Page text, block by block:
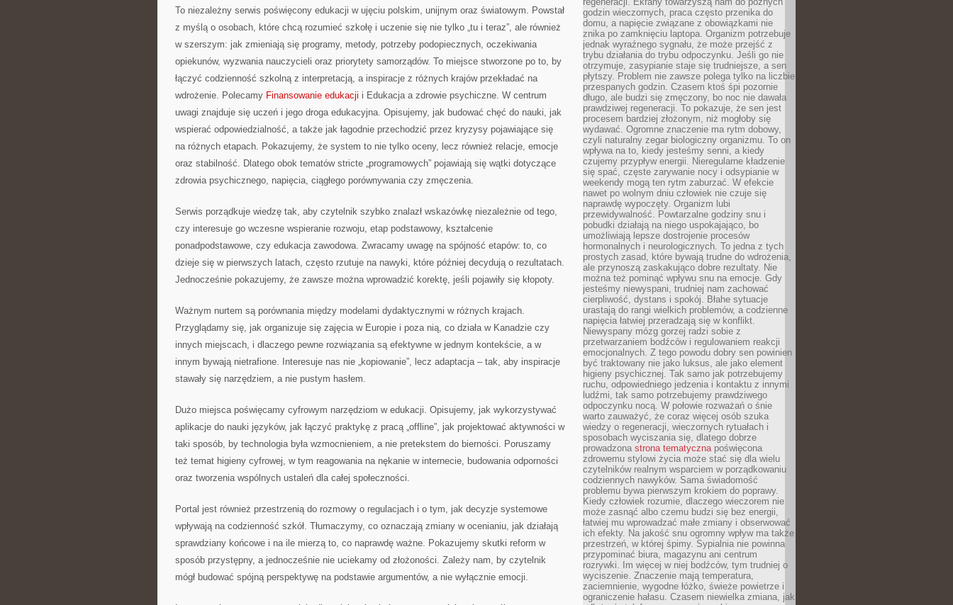
To niezależny serwis poświęcony edukacji w ujęciu polskim, unijnym oraz światowym. Powstał
z myślą o osobach, które chcą rozumieć szkołę i uczenie się nie tylko „tu i teraz”, ale również
w szerszym: jak zmieniają się programy, metody, potrzeby podopiecznych, oczekiwania
opiekunów, wyzwania nauczycieli oraz priorytety samorządów. To miejsce stworzone po to, by
łączyć codzienność szkolną z interpretacją, a inspiracje z różnych krajów przekładać na
wdrożenie. Polecamy Finansowanie edukacji i Edukacja a zdrowie psychiczne. W centrum
uwagi znajduje się uczeń i jego droga edukacyjna. Opisujemy, jak budować chęć do nauki, jak
wspierać odpowiedzialność, a także jak łagodnie przechodzić przez kryzysy pojawiające się
na różnych etapach. Pokazujemy, że system to nie tylko oceny, lecz również relacje, emocje
oraz stabilność. Dlatego obok tematów stricte „programowych” pojawiają się wątki dotyczące
zdrowia psychicznego, napięcia, ciągłego porównywania czy zmęczenia.
Serwis porządkuje wiedzę tak, aby czytelnik szybko znalazł wskazówkę niezależnie od tego,
czy interesuje go wczesne wspieranie rozwoju, etap podstawowy, kształcenie
ponadpodstawowe, czy edukacja zawodowa. Zwracamy uwagę na spójność etapów: to, co
dzieje się w pierwszych latach, często rzutuje na nawyki, które później decydują o rezultatach.
Jednocześnie pokazujemy, że zawsze można wprowadzić korektę, jeśli pojawiły się kłopoty.
Ważnym nurtem są porównania między modelami dydaktycznymi w różnych krajach.
Przyglądamy się, jak organizuje się zajęcia w Europie i poza nią, co działa w Kanadzie czy
innych miejscach, i dlaczego pewne rozwiązania są efektywne w jednym kontekście, a w
innym bywają nietrafione. Interesuje nas nie „kopiowanie”, lecz adaptacja – tak, aby inspiracje
stawały się narzędziem, a nie pustym hasłem.
Dużo miejsca poświęcamy cyfrowym narzędziom w edukacji. Opisujemy, jak wykorzystywać
aplikacje do nauki języków, jak łączyć praktykę z pracą „offline”, jak projektować aktywności w
taki sposób, by technologia była wzmocnieniem, a nie pretekstem do bierności. Poruszamy
też temat higieny cyfrowej, w tym reagowania na nękanie w internecie, budowania odporności
oraz tworzenia wspólnych ustaleń dla całej społeczności.
Portal jest również przestrzenią do rozmowy o regulacjach i o tym, jak decyzje systemowe
wpływają na codzienność szkół. Tłumaczymy, co oznaczają zmiany w ocenianiu, jak działają
sprawdziany końcowe i na ile mierzą to, co naprawdę ważne. Pokazujemy skutki reform w
sposób przystępny, a jednocześnie nie uciekamy od złożoności. Zależy nam, by czytelnik
mógł budować spójną perspektywę na podstawie argumentów, a nie wyłącznie emocji.
godzin wieczornych, praca często przenika do
domu, a napięcie związane z obowiązkami nie
znika po zamknięciu laptopa. Organizm potrzebuje
jednak wyraźnego sygnału, że może przejść z
trybu działania do trybu odpoczynku. Jeśli go nie
otrzymuje, zasypianie staje się trudniejsze, a sen
płytszy. Problem nie zawsze polega tylko na liczbie
przespanych godzin. Czasem ktoś śpi pozornie
długo, ale budzi się zmęczony, bo noc nie dawała
prawdziwej regeneracji. To pokazuje, że sen jest
procesem bardziej złożonym, niż mogłoby się
wydawać. Ogromne znaczenie ma rytm dobowy,
czyli naturalny zegar biologiczny organizmu. To on
wpływa na to, kiedy jesteśmy senni, a kiedy
czujemy przypływ energii. Nieregularne kładzenie
się spać, częste zarywanie nocy i odsypianie w
weekendy mogą ten rytm zaburzać. W efekcie
nawet po wolnym dniu człowiek nie czuje się
naprawdę wypoczęty. Organizm lubi
przewidywalność. Powtarzalne godziny snu i
pobudki działają na niego uspokajająco, bo
umożliwiają lepsze dostrojenie procesów
hormonalnych i neurologicznych. To jedna z tych
prostych zasad, które bywają trudne do wdrożenia,
ale przynoszą zaskakująco dobre rezultaty. Nie
można też pominąć wpływu snu na emocje. Gdy
jesteśmy niewyspani, trudniej nam zachować
cierpliwość, dystans i spokój. Błahe sytuacje
urastają do rangi wielkich problemów, a codzienne
napięcia łatwiej przeradzają się w konflikt.
Niewyspany mózg gorzej radzi sobie z
przetwarzaniem bodźców i regulowaniem reakcji
emocjonalnych. Z tego powodu dobry sen powinien
być traktowany nie jako luksus, ale jako element
higieny psychicznej. Tak samo jak potrzebujemy
ruchu, odpowiedniego jedzenia i kontaktu z innymi
ludźmi, tak samo potrzebujemy prawdziwego
odpoczynku nocą. W połowie rozważań o śnie
warto zauważyć, że coraz więcej osób szuka
wiedzy o regeneracji, wieczornych rytuałach i
sposobach wyciszania się, dlatego dobrze
prowadzona strona tematycznapoświęcona
zdrowemu stylowi życia może stać się dla wielu
czytelników realnym wsparciem w porządkowaniu
codziennych nawyków. Sama świadomość
problemu bywa pierwszym krokiem do poprawy.
Kiedy człowiek rozumie, dlaczego wieczorem nie
może zasnąć albo czemu budzi się bez energii,
łatwiej mu wprowadzać małe zmiany i obserwować
ich efekty. Na jakość snu ogromny wpływ ma także
przestrzeń, w której śpimy. Sypialnia nie powinna
przypominać biura, magazynu ani centrum
rozrywki. Im więcej w niej bodźców, tym trudniej o
wyciszenie. Znaczenie mają temperatura,
zaciemnienie, wygodne łóżko, świeże powietrze i
ograniczenie hałasu. Czasem niewielka zmiana, jak